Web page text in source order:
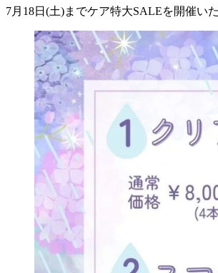
7月18日(土)までケア特大SALEを開催い